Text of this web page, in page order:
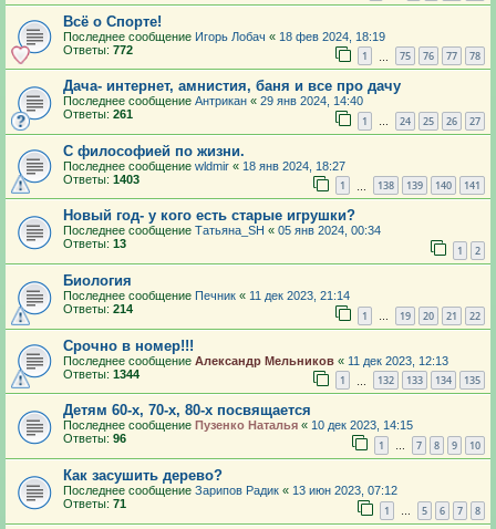
Всё о Спорте!
Последнее сообщение Игорь Лобач « 18 фев 2024, 18:19
Ответы: 772 1 75 76 77 78
Дача- интернет, амнистия, баня и все про дачу
Последнее сообщение Антрикан « 29 янв 2024, 14:40
Ответы: 261 1 … 24 25 26 27
С философией по жизни.
Последнее сообщение wldmir « 18 янв 2024, 18:27
Ответы: 1403 1 138 139 140 141
Новый год- у кого есть старые игрушки?
Последнее сообщение Татьяна_SH « 05 янв 2024, 00:34
Ответы: 13 1 2
Биология
Последнее сообщение Печник « 11 дек 2023, 21:14
Ответы: 214 1 … 19 20 21 22
Срочно в номер!!!
Последнее сообщение Александр Мельников « 11 дек 2023, 12:13
Ответы: 1344 1 132 133 134 135
Детям 60-х, 70-х, 80-х посвящается
Последнее сообщение Пузенко Наталья « 10 дек 2023, 14:15
Ответы: 96 1 … 7 8 9 10
Как засушить дерево?
Последнее сообщение Зарипов Радик « 13 июн 2023, 07:12
Ответы: 71 1 … 5 6 7 8